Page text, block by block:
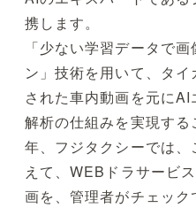
携します。
「少ない学習データで
ン」技術を用いて、タ
された車内動画を元に
解析の仕組みを実現す
年、フジタクシーでは
えて、WEBドラサービ
画を、管理者がチェッ